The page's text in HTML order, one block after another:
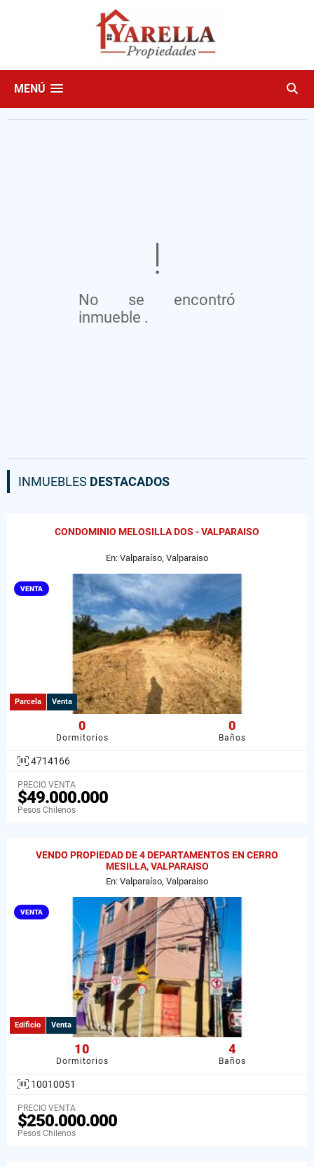
MENÚ
No se encontró
inmueble .
INMUEBLES DESTACADOS
CONDOMINIO MELOSILLA DOS - VALPARAISO
En: Valparaíso, Valparaiso
VENTA
Parcela Venta
0
Dormitorios
0
Baños
4714166
PRECIO VENTA
$49.000.000
Pesos Chilenos
VENDO PROPIEDAD DE 4 DEPARTAMENTOS EN CERRO
MESILLA, VALPARAISO
En: Valparaíso, Valparaiso
VENTA
Edificio Venta
10
Dormitorios
4
Baños
10010051
PRECIO VENTA
$250.000.000
Pesos Chilenos